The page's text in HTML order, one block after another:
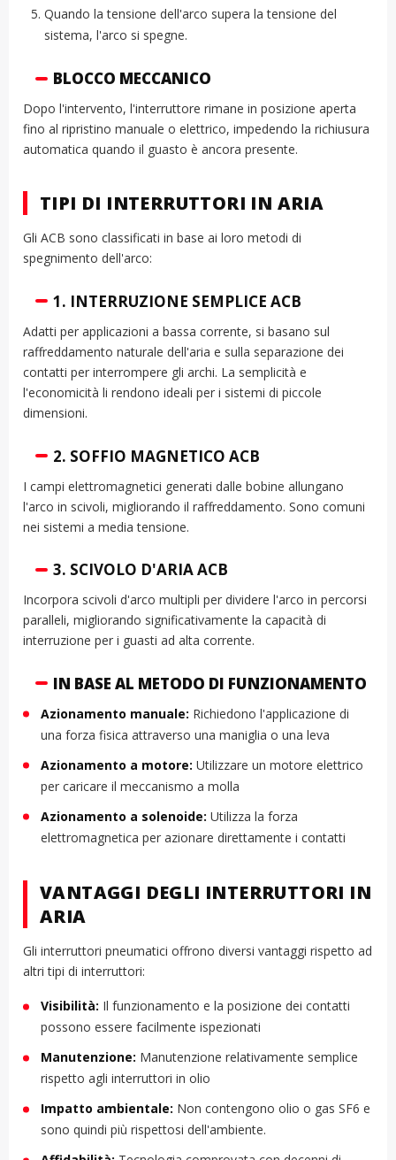
Quando la tensione dell'arco supera la tensione del
sistema, l'arco si spegne.
BLOCCO MECCANICO
Dopo l'intervento, l'interruttore rimane in posizione aperta
fino al ripristino manuale o elettrico, impedendo la richiusura
automatica quando il guasto è ancora presente.
TIPI DI INTERRUTTORI IN ARIA
Gli ACB sono classificati in base ai loro metodi di
spegnimento dell'arco:
1. INTERRUZIONE SEMPLICE ACB
Adatti per applicazioni a bassa corrente, si basano sul
raffreddamento naturale dell'aria e sulla separazione dei
contatti per interrompere gli archi. La semplicità e
l'economicità li rendono ideali per i sistemi di piccole
dimensioni.
2. SOFFIO MAGNETICO ACB
I campi elettromagnetici generati dalle bobine allungano
l'arco in scivoli, migliorando il raffreddamento. Sono comuni
nei sistemi a media tensione.
3. SCIVOLO D'ARIA ACB
Incorpora scivoli d'arco multipli per dividere l'arco in percorsi
paralleli, migliorando significativamente la capacità di
interruzione per i guasti ad alta corrente.
IN BASE AL METODO DI FUNZIONAMENTO
Azionamento manuale: Richiedono l'applicazione di
una forza fisica attraverso una maniglia o una leva
Azionamento a motore: Utilizzare un motore elettrico
per caricare il meccanismo a molla
Azionamento a solenoide: Utilizza la forza
elettromagnetica per azionare direttamente i contatti
VANTAGGI DEGLI INTERRUTTORI IN
ARIA
Gli interruttori pneumatici offrono diversi vantaggi rispetto ad
altri tipi di interruttori:
Visibilità: Il funzionamento e la posizione dei contatti
possono essere facilmente ispezionati
Manutenzione: Manutenzione relativamente semplice
rispetto agli interruttori in olio
Impatto ambientale: Non contengono olio o gas SF6 e
sono quindi più rispettosi dell'ambiente.